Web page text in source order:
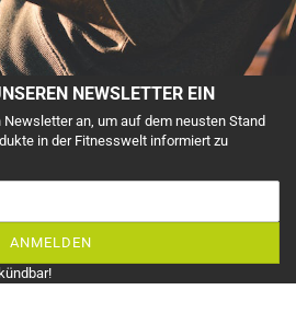
NEWSLETTER EIN
an, um auf dem neusten Stand
in der Fitnesswelt informiert zu
ANMELDEN